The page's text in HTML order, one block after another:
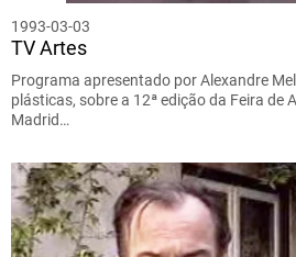
1993-03-03
TV Artes
Programa apresentado por Alexandre
plásticas, sobre a 12ª edição da Feira de
Madrid…